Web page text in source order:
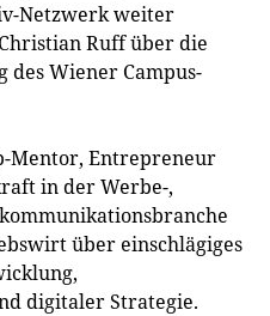
Netzwerk weiter
Ruff über die
des Wiener Campus-
Mentor, Entrepreneur
in der Werbe-,
über einschlägiges
digitaler Strategie.